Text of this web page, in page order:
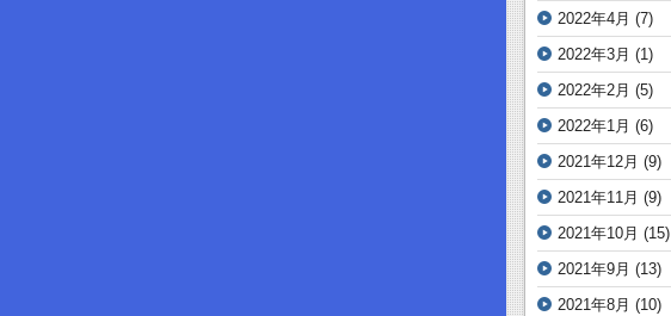
2022年4月 (7)
2022年3月 (1)
2022年2月 (5)
2022年1月 (6)
2021年12月 (9)
2021年11月 (9)
2021年10月 (15)
2021年9月 (13)
2021年8月 (10)